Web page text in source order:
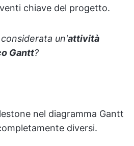
chiave del progetto.
un'attività
Gantt?
nel diagramma Gantt
diversi.